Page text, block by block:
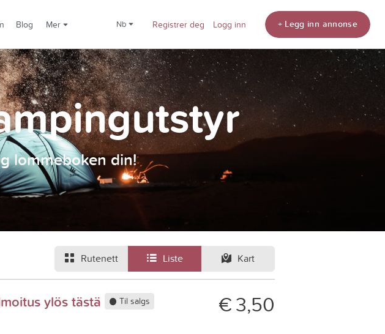
Blog Mer nb Registrer deg Logg inn + Legg inn annonse
lommeboken din!
Rutenett Liste Kart
€ 3,50
ylös tästä Til salgs